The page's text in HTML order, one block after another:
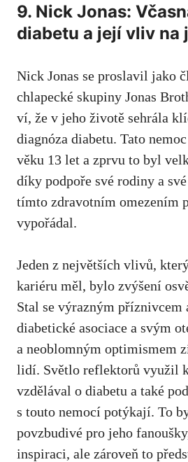
9. Nick Jonas:
diabetu⁢ a její vliv na
Nick Jonas ‍se‌ proslavil jako
chlapecké skupiny Jonas
ví, že v‍ jeho životě sehrála⁣
diagnóza diabetu. Tato
věku 13 let a⁣ zprvu to byl
díky podpoře​ své ⁣rodiny a
tímto zdravotním ⁢omezením
vypořádal.
Jeden z největších⁢ vlivů,
kariéru měl, bylo zvýšení
Stal se výrazným příznivcem
diabetické asociace ​a svým
⁤a neoblomným optimismem
lidí.⁣ Světlo reflektorů využil
vzdělával o diabetu a také
s touto​ nemocí potýkají. To
povzbudivé ⁢pro ​jeho
inspiraci, ⁤ale zároveň to